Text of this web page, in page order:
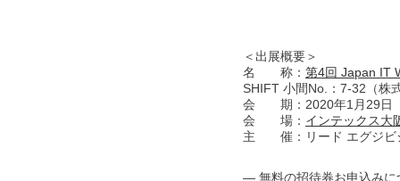
＜出展概要＞
名 称： 第4回 Japan IT
SHIFT 小間No.：7-32（株
会 期：2020年1月29日（
会 場： インテックス大
主 催：リード エグジビ
― 無料の招待券お申込みに